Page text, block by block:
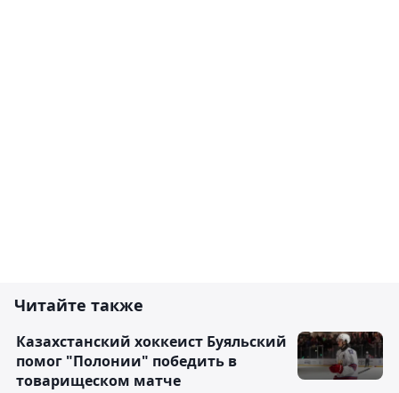
Читайте также
Казахстанский хоккеист Буяльский
помог "Полонии" победить в
товарищеском матче